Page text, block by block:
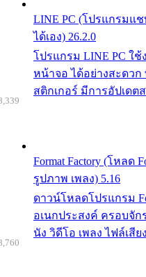
LINE PC (โปรแกรมแ
ได้เอง) 26.2.0
โปรแกรม LINE PC ใ
หน้าจอ ได้อย่างสะดวก
สติกเกอร์ มีการอัปเดต
Format Factory (โหลด
รูปภาพ เพลง) 5.16
ดาวน์โหลดโปรแกรม
อเนกประสงค์ ครอบจั
นัง วิดีโอ เพลง ไฟล์เสี